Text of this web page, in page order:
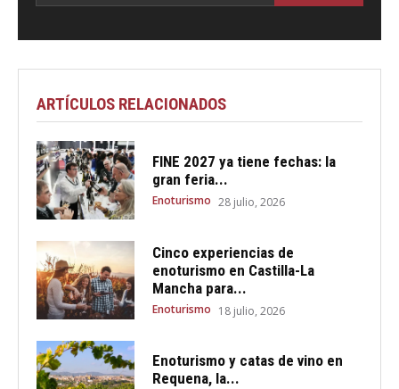
ARTÍCULOS RELACIONADOS
FINE 2027 ya tiene fechas: la
gran feria...
Enoturismo 28 julio, 2026
Cinco experiencias de
enoturismo en Castilla-La
Mancha para...
Enoturismo 18 julio, 2026
Enoturismo y catas de vino en
Requena, la...